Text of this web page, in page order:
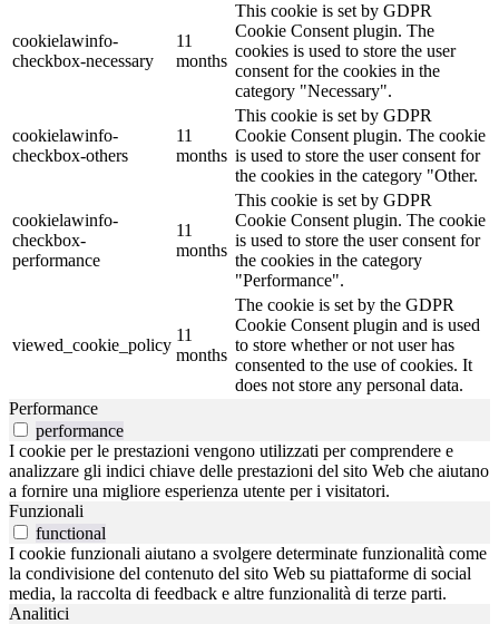
cookielawinfo-
checkbox-necessary
11
months
This cookie is set by GDPR
Cookie Consent plugin. The
cookies is used to store the user
consent for the cookies in the
category "Necessary".
cookielawinfo-
checkbox-others
11
months
This cookie is set by GDPR
Cookie Consent plugin. The cookie
is used to store the user consent for
the cookies in the category "Other.
cookielawinfo-
checkbox-
performance
11
months
This cookie is set by GDPR
Cookie Consent plugin. The cookie
is used to store the user consent for
the cookies in the category
"Performance".
viewed_cookie_policy
11
months
The cookie is set by the GDPR
Cookie Consent plugin and is used
to store whether or not user has
consented to the use of cookies. It
does not store any personal data.
Performance
performance
I cookie per le prestazioni vengono utilizzati per comprendere e
analizzare gli indici chiave delle prestazioni del sito Web che aiutano
a fornire una migliore esperienza utente per i visitatori.
Funzionali
functional
I cookie funzionali aiutano a svolgere determinate funzionalità come
la condivisione del contenuto del sito Web su piattaforme di social
media, la raccolta di feedback e altre funzionalità di terze parti.
Analitici